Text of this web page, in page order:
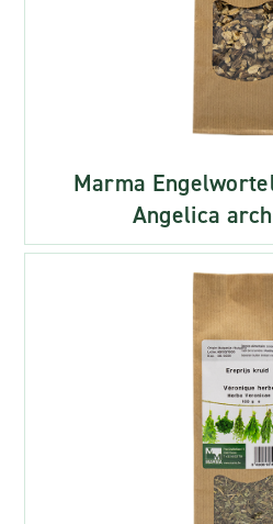
Marma
Angelica